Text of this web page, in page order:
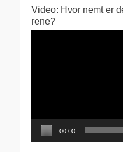
Video: Hvor nemt er
rene?
00:00